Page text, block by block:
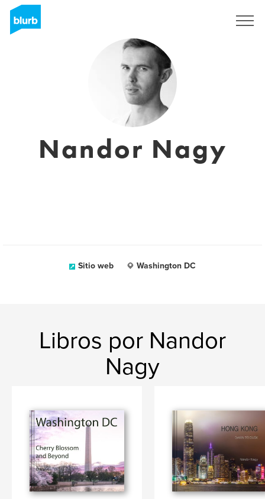
Nandor Nagy
Sitio web Washington DC
Libros por Nandor
Nagy